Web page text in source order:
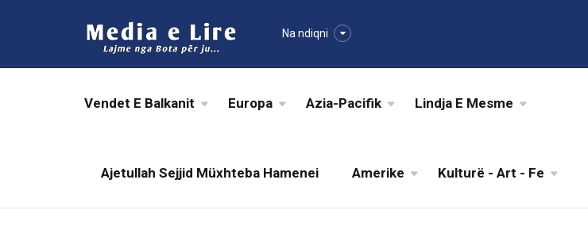
Na ndiqni
Vendet E Balkanit Europa Azia-Pacifik Lindja E Mesme
Ajetullah Sejjid Müxhteba Hamenei Amerike Kulturë - Art - Fe